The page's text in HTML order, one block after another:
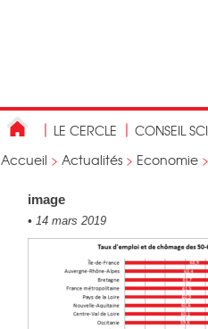
LE CERCLE CONSEIL
Accueil > Actualités > Economie >
image
• 14 mars 2019